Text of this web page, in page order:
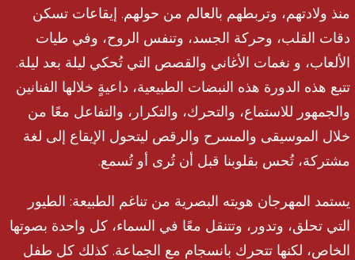
منذ ولادتهم، وتربطهم بالعالم من حولهم. إيقاعات تسكن
دقات القلب، وحركة الجسد، وتنفس الروح، وفي طيات
الألعاب، و نغمات الأغاني والقصص التي تُحكي ليلة بعد ليلة.
تتبع هذه الدورة هذه النبضات الطبيعية، داعيةٍ خلالها الفنانين
والجمهور للاستماع، والتحرك، والتكرار، والتفاعل معًا من
خلال الموسيقى والمسرح والرقص ليتحول الإيقاع إلى لغة
مشتركة، تُحس بقلوبنا قبل أن تُرى أو تُسمع.
يستمد المهرجان هويته البصرية من تناغم الطبيعة: الطيور
التي تحلق، وتدور، وتتنقل معًا في السماء، كل واحدة بصوتها
الخاص، لكنها تتحرك بانسجام مع الجماعة. كذلك كل طفل